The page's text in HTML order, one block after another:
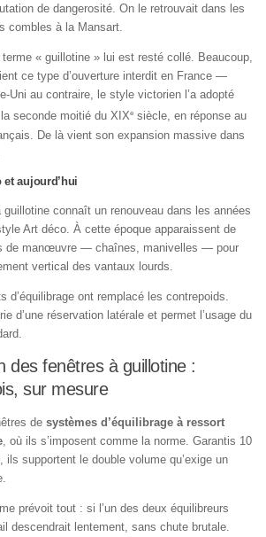
de dangerosité. On le retrouvait dans les
combles à la Mansart.
« guillotine » lui est resté collé. Beaucoup,
ce type d’ouverture interdit en France —
Uni au contraire, le style victorien l’a adopté
seconde moitié du XIXe siècle, en réponse au
De là vient son expansion massive dans
aujourd’hui
connaît un renouveau dans les années
Art déco. À cette époque apparaissent de
de manœuvre — chaînes, manivelles — pour
vertical des vantaux lourds.
d’équilibrage ont remplacé les contrepoids.
d’une réservation latérale et permet l’usage du
des fenêtres à guillotine :
sur mesure
de systèmes d’équilibrage à ressort
, où ils s’imposent comme la norme. Garantis 10
ils supportent le double volume qu’exige un
prévoit tout : si l’un des deux équilibreurs
descendrait lentement, sans chute brutale.